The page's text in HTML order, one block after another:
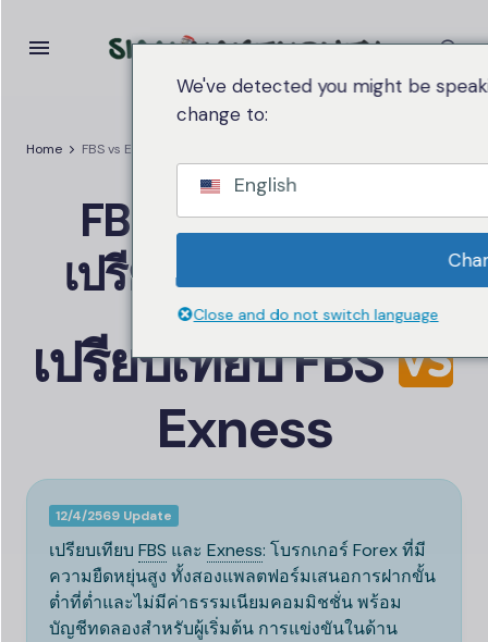
Home FBS vs Exness
FBS vsExness—
เปรียบเทียบ 2 Forex
เปรียบเทียบFBS
Exness
12/4/2569 Update
เปรียบเทียบ FBS และ Exness: โบรกเกอร์ Forex ที่มี
ความยืดหยุ่นสูง ทั้งสองแพลตฟอร์มเสนอการฝากขั้น
ต่ำที่ต่ำและไม่มีค่าธรรมเนียมคอมมิชชั่น พร้อม
บัญชีทดลองสำหรับผู้เริ่มต้น การแข่งขันในด้าน
We've detected you might be
change to:
English
Close and do not switch language